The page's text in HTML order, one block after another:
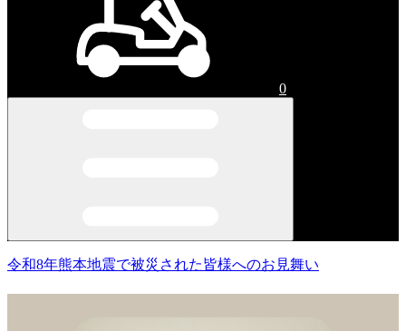
0
令和8年熊本地震で被災された皆様へのお見舞い